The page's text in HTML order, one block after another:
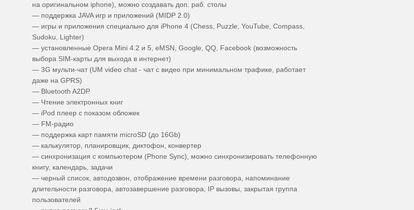
на оригинальном iphone), можно создавать доп. раб. столы
— поддержка JAVA игр и приложений (MIDP 2.0)
— игры и приложения специально для iPhone 4 (Chess, Puzzle, YouTube, Compass,
Sudoku, Lighter)
— установленные Opera Mini 4.2 и 5, eMSN, Google, QQ, Facebook (возможность
выбора SIM-карты для выхода в интернет)
— 3G мульти-чат (UM video chat - чат с видео при минимальном трафике, работает
даже на GPRS)
— Bluetooth A2DP
— Чтение электронных книг
— iPod плеер с показом обложек
— FM-радио
— поддержка карт памяти microSD (до 16Gb)
— калькулятор, планировщик, диктофон, конвертер
— синхронизация с компьютером (Phone Sync), можно синхронизировать телефонную
книгу, календарь, задачи
— черный список, автодозвон, отображение времени разговора, напоминание
длительности разговора, автозавершение разговора, IP вызовы, закрытая группа
пользователей